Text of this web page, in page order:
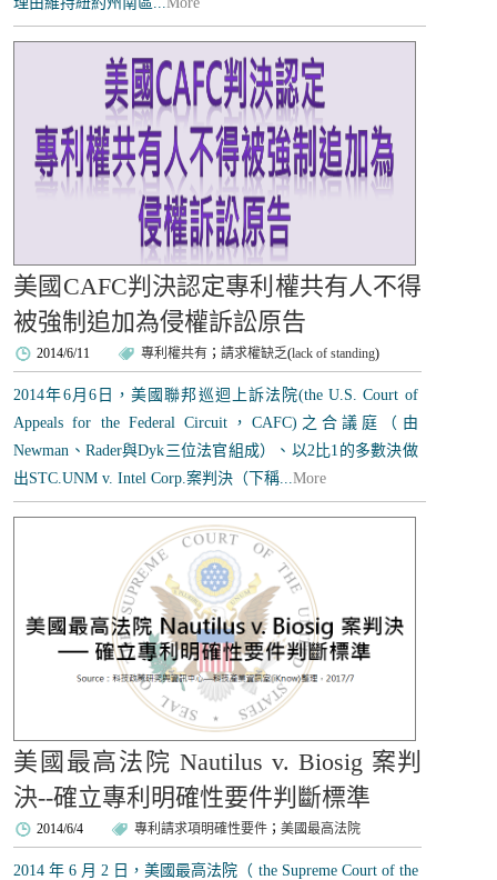
美國CAFC判決認定專利權共有人不得
被強制追加為侵權訴訟原告
2014/6/11 專利權共有 ；請求權缺乏(lack of standing)
2014年6月6日，美國聯邦巡迴上訴法院(the U.S. Court of
Appeals for the Federal Circuit，CAFC)之合議庭（由
Newman、Rader與Dyk三位法官組成）、以2比1的多數決做
出STC.UNM v. Intel Corp.案判決（下稱...More
美國最高法院 Nautilus v. Biosig 案判
決--確立專利明確性要件判斷標準
2014/6/4 專利請求項明確性要件 ；美國最高法院
2014 年 6 月 2 日，美國最高法院（ the Supreme Court of the